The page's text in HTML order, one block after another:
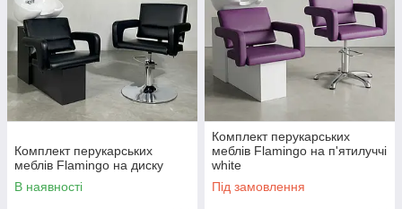
Комплект перукарських
меблів Flamingo на диску
В наявності
Комплект перукарських
меблів Flamingo на п'ятилуччі
white
Під замовлення